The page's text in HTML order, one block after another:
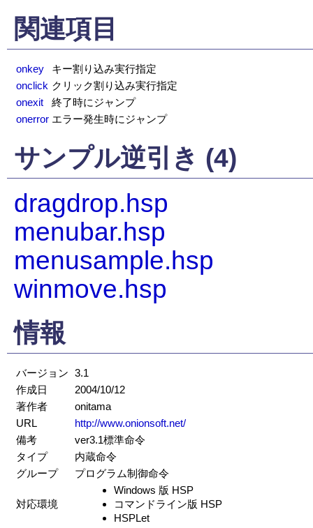
関連項目
onkey
キー割り込み実行指定
onclick クリック割り込み実行指定
onexit
終了時にジャンプ
onerror エラー発生時にジャンプ
サンプル逆引き (4)
dragdrop.hsp
menubar.hsp
menusample.hsp
winmove.hsp
情報
バージョン 3.1
作成日
2004/10/12
著作者
onitama
URL
http://www.onionsoft.net/
備考
ver3.1標準命令
タイプ
内蔵命令
グループ
プログラム制御命令
対応環境
Windows 版 HSP
コマンドライン版 HSP
HSPLet